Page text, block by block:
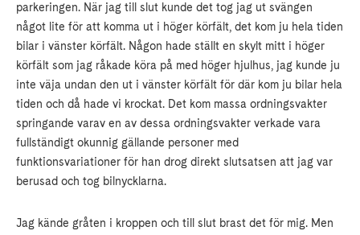
parkeringen. När jag till slut kunde det tog jag ut svängen
något lite för att komma ut i höger körfält, det kom ju hela tiden
bilar i vänster körfält. Någon hade ställt en skylt mitt i höger
körfält som jag råkade köra på med höger hjulhus, jag kunde ju
inte väja undan den ut i vänster körfält för där kom ju bilar hela
tiden och då hade vi krockat. Det kom massa ordningsvakter
springande varav en av dessa ordningsvakter verkade vara
fullständigt okunnig gällande personer med
funktionsvariationer för han drog direkt slutsatsen att jag var
berusad och tog bilnycklarna.
Jag kände gråten i kroppen och till slut brast det för mig. Men